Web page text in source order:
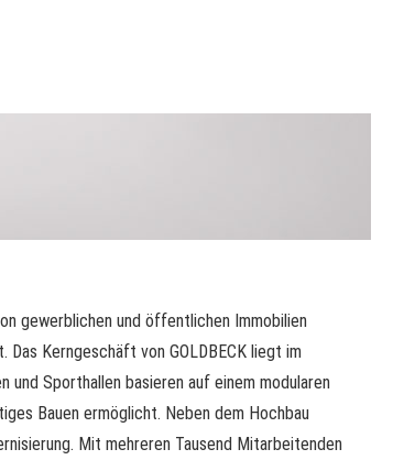
gewerblichen und öffentlichen Immobilien
Kerngeschäft von GOLDBECK liegt im
und Sporthallen basieren auf einem modularen
Bauen ermöglicht. Neben dem Hochbau
Mit mehreren Tausend Mitarbeitenden